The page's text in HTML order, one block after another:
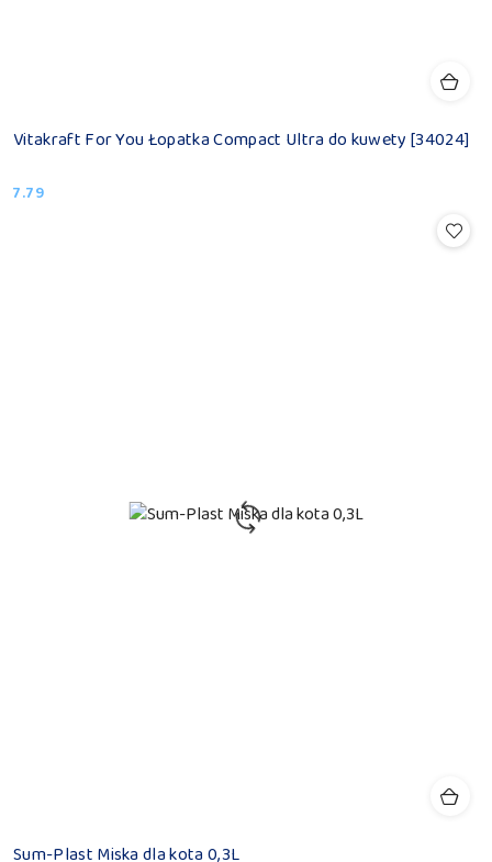
Vitakraft For You Łopatka Compact Ultra do kuwety [34024]
Cena:
7.79
Sum-Plast Miska dla kota 0,3L